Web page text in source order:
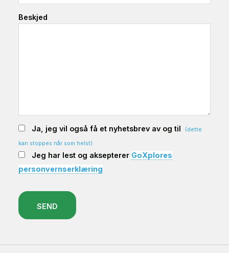
Beskjed
Ja, jeg vil også få et nyhetsbrev av og til (dette
kan stoppes når som helst)
Jeg har lest og aksepterer GoXplores
personvernserklæring
SEND